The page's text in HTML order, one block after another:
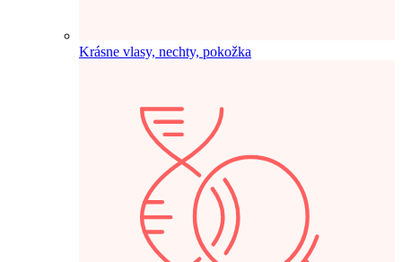
Krásne vlasy, nechty, pokožka